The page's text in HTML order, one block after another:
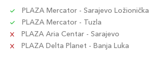
57 Push Up
Gloss
Šifra artikla
8017834872767
PLAZA Mercator - Sarajevo Ložionička
PLAZA Mercator - Tuzla
PLAZA Aria Centar - Sarajevo
PLAZA Delta Planet - Banja Luka